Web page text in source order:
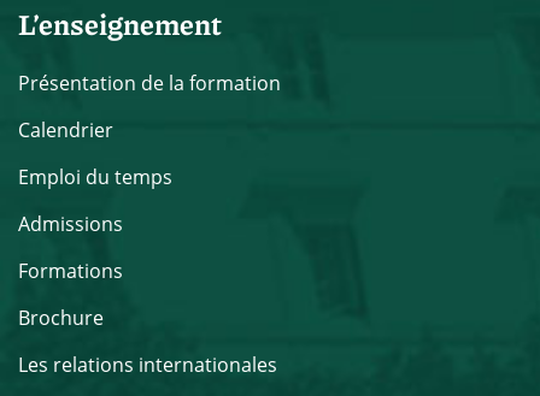
L’enseignement
Présentation de la formation
Calendrier
Emploi du temps
Admissions
Formations
Brochure
Les relations internationales